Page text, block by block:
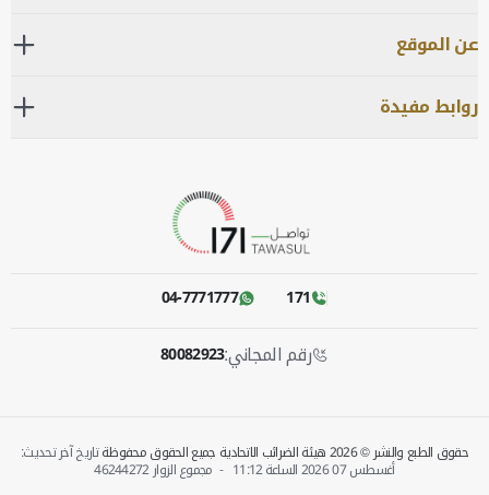
عن الموقع
روابط مفيدة
171
04-7771777
رقم المجاني:80082923
حقوق الطبع والنشر © 2026 هيئة الضرائب الاتحادية جميع الحقوق محفوظة تاريخ آخر تحديث:
أغسطس 07 2026 الساعة‎ 11:12
- مجموع الزوار46244272